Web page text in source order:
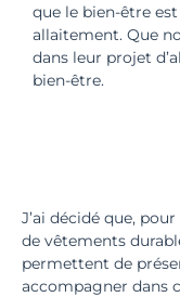
que le bien-être
allaitement. Que
dans leur projet
bien-être.
J’ai décidé que,
de vêtements
permettent de
accompagner dans